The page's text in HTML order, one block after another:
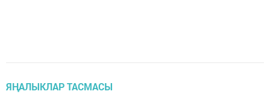
ЯҢАЛЫКЛАР ТАСМАСЫ